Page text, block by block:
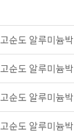
고순도 알루미늄박
고순도 알루미늄박
고순도 알루미늄박
고순도 알루미늄박